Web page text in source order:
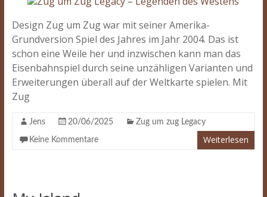
Design Zug um Zug war mit seiner Amerika-
Grundversion Spiel des Jahres im Jahr 2004. Das ist
schon eine Weile her und inzwischen kann man das
Eisenbahnspiel durch seine unzähligen Varianten und
Erweiterungen überall auf der Weltkarte spielen. Mit
Zug
Jens 20/06/2025 Zug um zug Legacy
Keine Kommentare Weiterlesen